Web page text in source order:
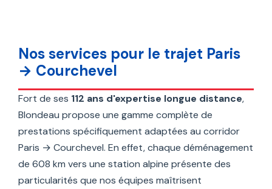
Nos services pour le trajet Paris
→ Courchevel
Fort de ses 112 ans d'expertise longue distance,
Blondeau propose une gamme complète de
prestations spécifiquement adaptées au corridor
Paris → Courchevel. En effet, chaque déménagement
de 608 km vers une station alpine présente des
particularités que nos équipes maîtrisent